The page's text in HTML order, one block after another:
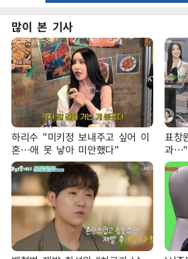
많이 본 기사
하리수 "미키정 보내주고 싶어 이
혼…애 못 낳아 미안했다"
표창
과…"